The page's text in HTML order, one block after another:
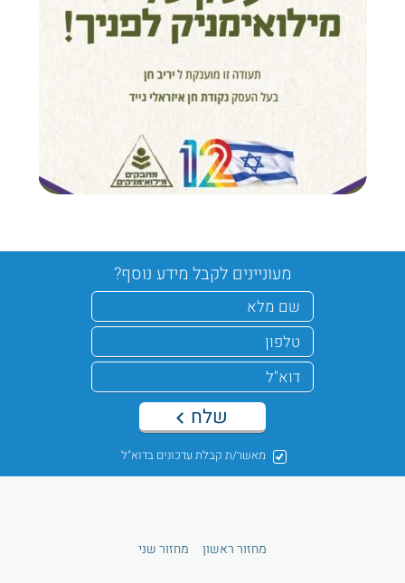
מעוניינים לקבל מידע נוסף?
מאשר/ת קבלת עדכונים בדוא"ל
שלח
מחזור ראשון מחזור שני